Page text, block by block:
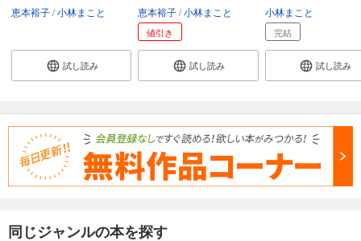
恵本裕子 小林まこと
試し読み
恵本裕子 小林まこと
値引き
試し読み
小林まこと
完結
試し読み
同じジャンルの本を探す